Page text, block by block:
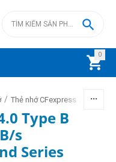
0


/ Thẻ nhớ CFexpress Thẻ
Type B
s
Series